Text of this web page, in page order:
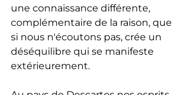
une connaissance différente,
complémentaire de la raison, que
si nous n'écoutons pas, crée un
déséquilibre qui se manifeste
extérieurement.